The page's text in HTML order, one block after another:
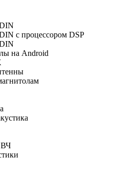
с процессором DSP
на Android
ВЧ